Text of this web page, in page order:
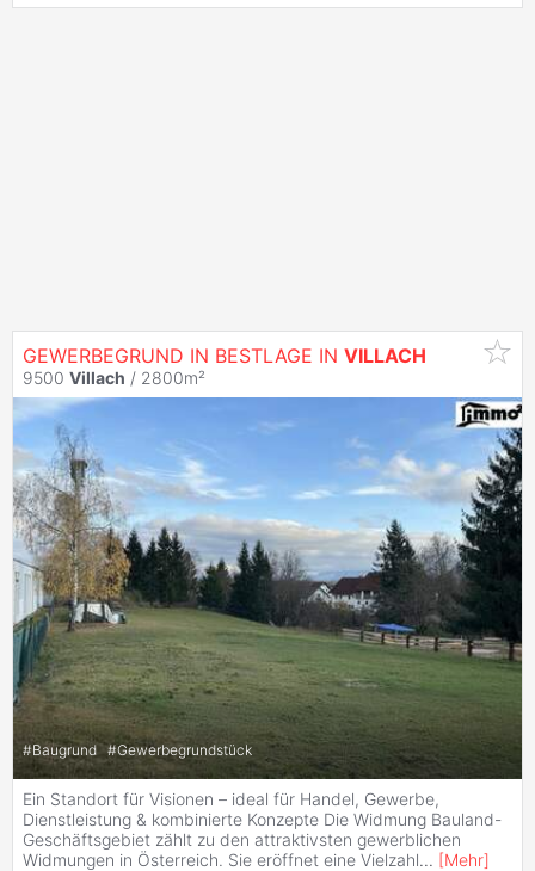
GEWERBEGRUND IN BESTLAGE IN VILLACH
9500 Villach / 2800m²
#Baugrund #Gewerbegrundstück
Ein Standort für Visionen – ideal für Handel, Gewerbe,
Dienstleistung & kombinierte Konzepte Die Widmung Bauland-
Geschäftsgebiet zählt zu den attraktivsten gewerblichen
Widmungen in Österreich. Sie eröffnet eine Vielzahl... [Mehr]